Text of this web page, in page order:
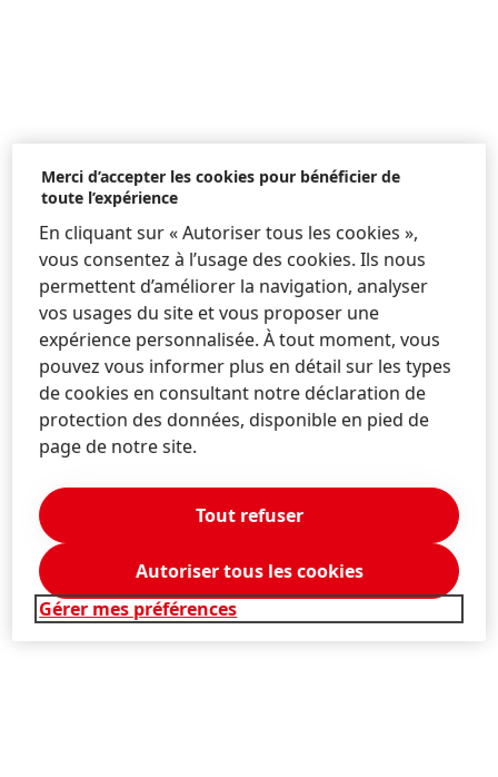
Merci d’accepter les cookies pour bénéficier de
toute l’expérience
En cliquant sur « Autoriser tous les cookies »,
vous consentez à l’usage des cookies. Ils nous
permettent d’améliorer la navigation, analyser
vos usages du site et vous proposer une
expérience personnalisée. À tout moment, vous
pouvez vous informer plus en détail sur les types
de cookies en consultant notre déclaration de
protection des données, disponible en pied de
page de notre site.
Gérer mes préférences
Tout refuser
Autoriser tous les cookies